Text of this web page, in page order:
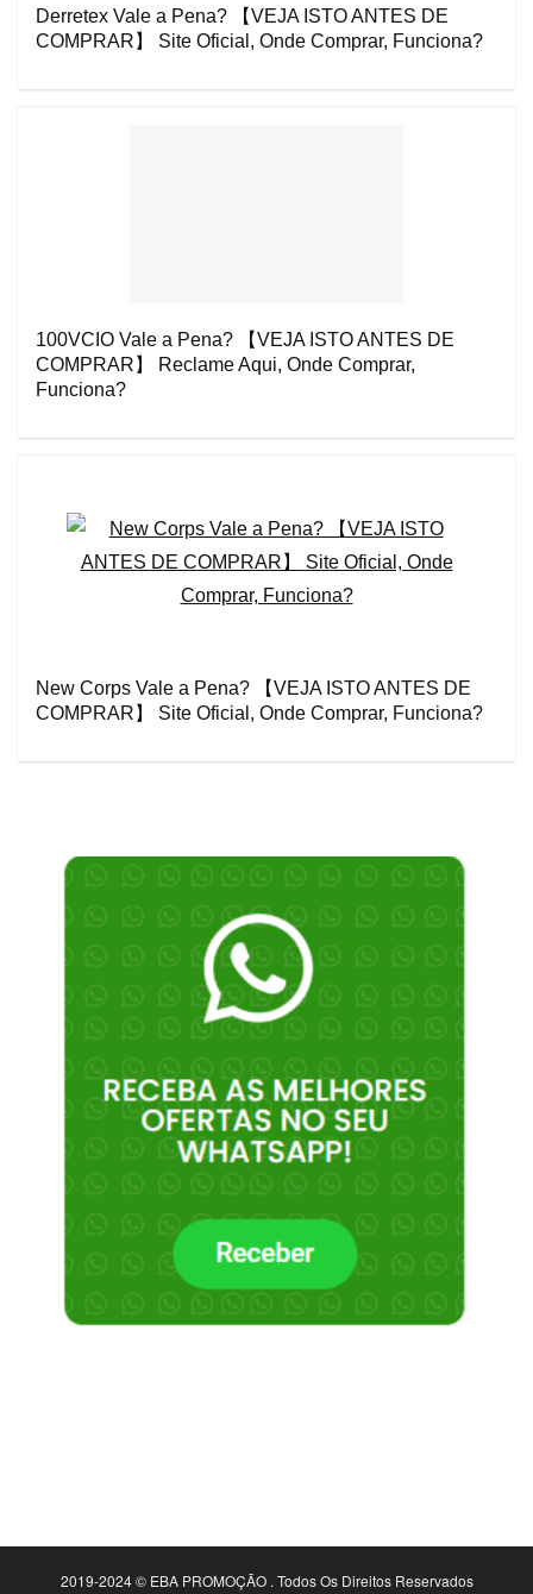
Derretex Vale a Pena? 【VEJA ISTO ANTES DE
COMPRAR】 Site Oficial, Onde Comprar, Funciona?
100VCIO Vale a Pena? 【VEJA ISTO ANTES DE
COMPRAR】 Reclame Aqui, Onde Comprar,
Funciona?
New Corps Vale a Pena? 【VEJA ISTO ANTES DE
COMPRAR】 Site Oficial, Onde Comprar, Funciona?
2019-2024 © EBA PROMOÇÃO . Todos Os Direitos Reservados